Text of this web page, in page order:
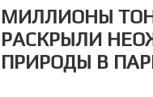
МИЛЛИОНЫ
РАСКРЫЛИ
ПРИРОДЫ В